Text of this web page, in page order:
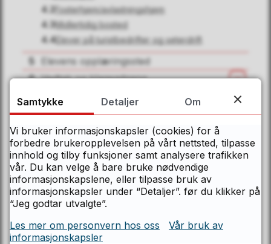
Kontakt Østfolds servicesenter
Telefon
Mandag–fredag kl. 08.00–15.00
E-post
post@ofk.no
Postadresse
4.2 Fosterhjem/avlastningshjem
4.3Midlertidig bosted
4.4Elever på turistbedrifter og seterdrift
5
Elevens opplæringssted
6 Vedtak og klageadgang
Transporttilbudet
8 Andre forhold i skoleskyssen
9 Endringer i retningslinjene
10 Vedtak i fylkestinget 24.11.2021
Samtykke Detaljer Om
Vi bruker informasjonskapsler (cookies) for å
forbedre brukeropplevelsen på vårt nettsted, tilpasse
innhold og tilby funksjoner samt analysere trafikken
vår. Du kan velge å bare bruke nødvendige
informasjonskapslene, eller tilpasse bruk av
informasjonskapsler under “Detaljer”. før du klikker på
“Jeg godtar utvalgte”.
Les mer om personvern hos oss
Vår bruk av
informasjonskapsler